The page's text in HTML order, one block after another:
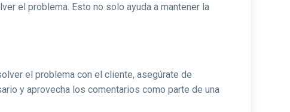
el problema. Esto no solo ayuda a mantener la
el problema con el cliente, asegúrate de
y aprovecha los comentarios como parte de una